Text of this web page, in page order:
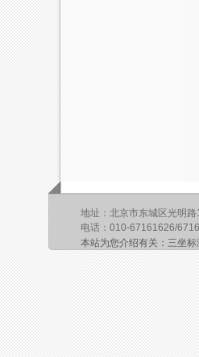
地址：北京市东城区光明
电话：010-
本站为您介绍有关：三坐